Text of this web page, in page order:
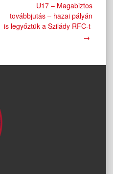
U17 – Magabiztos
továbbjutás – hazai pályán
is legyőztük a Szilády RFC-t
→